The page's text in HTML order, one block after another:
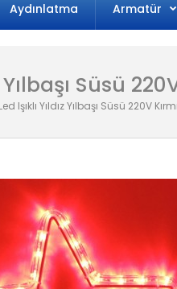
Aydınlatma Armatür
Yılbaşı Süsü
Led Işıklı Yıldız Yılbaşı Süsü 220V